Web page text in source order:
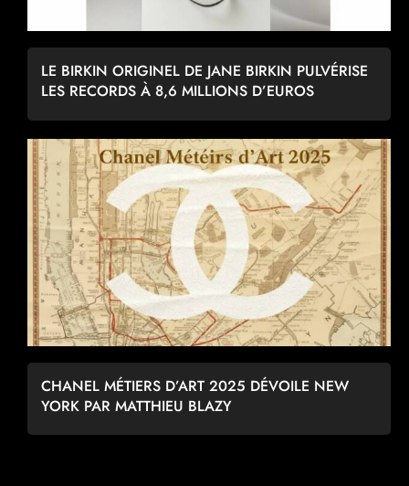
LE BIRKIN ORIGINEL DE JANE BIRKIN PULVÉRISE
LES RECORDS À 8,6 MILLIONS D’EUROS
CHANEL MÉTIERS D’ART 2025 DÉVOILE NEW
YORK PAR MATTHIEU BLAZY